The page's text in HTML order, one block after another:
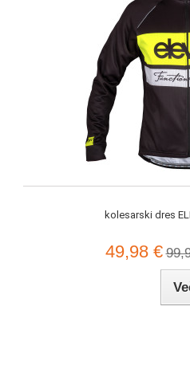
kolesarski dres
49,98 €